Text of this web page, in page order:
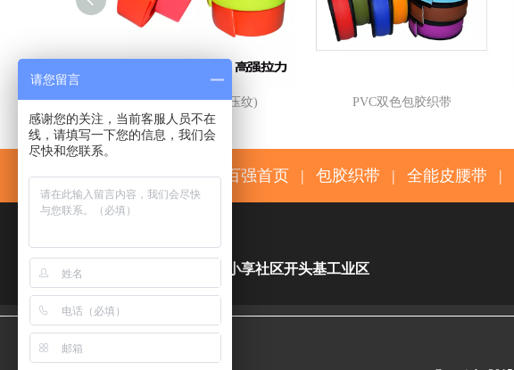
PVC包胶织带(压纹) PVC双色包胶织带
百强首页 | 包胶织带 | 全能皮腰带 |
东莞市万江区小享社区开头基工业区
请您留言
感谢您的关注，当前客服人员不在
线，请填写一下您的信息，我们会
尽快和您联系。